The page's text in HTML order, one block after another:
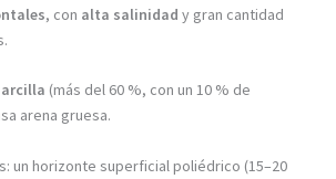
, con alta salinidad y gran cantidad
(más del 60 %, con un 10 % de
arena gruesa.
un horizonte superficial poliédrico (15–20